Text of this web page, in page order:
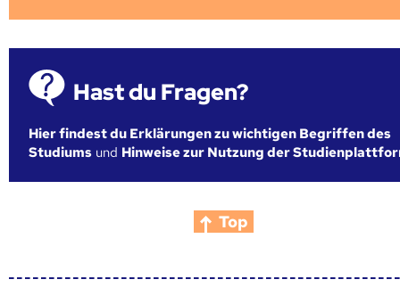
Hast du Fragen?
Hier findest du Erklärungen zu wichtigen Begriffen des
Studiums und Hinweise zur Nutzung der
Top